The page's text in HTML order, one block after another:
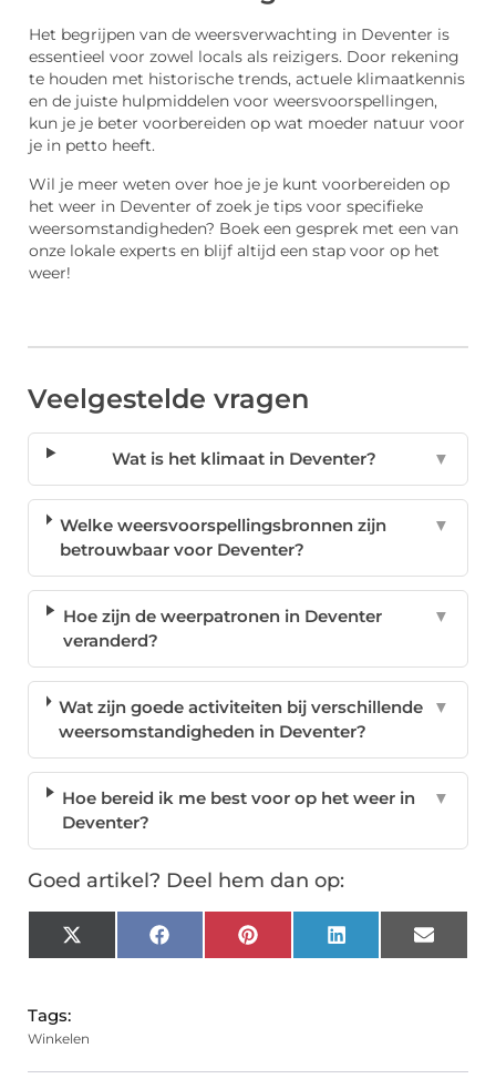
Het begrijpen van de weersverwachting in Deventer is
essentieel voor zowel locals als reizigers. Door rekening
te houden met historische trends, actuele klimaatkennis
en de juiste hulpmiddelen voor weersvoorspellingen,
kun je je beter voorbereiden op wat moeder natuur voor
je in petto heeft.
Wil je meer weten over hoe je je kunt voorbereiden op
het weer in Deventer of zoek je tips voor specifieke
weersomstandigheden? Boek een gesprek met een van
onze lokale experts en blijf altijd een stap voor op het
weer!
Veelgestelde vragen
Wat is het klimaat in Deventer? ▼
Welke weersvoorspellingsbronnen zijn
betrouwbaar voor Deventer?
▼
Hoe zijn de weerpatronen in Deventer
veranderd?
▼
Wat zijn goede activiteiten bij verschillende
weersomstandigheden in Deventer?
▼
Hoe bereid ik me best voor op het weer in
Deventer?
▼
Goed artikel? Deel hem dan op:
X
(Twitter)
FacebookPinterest LinkedIn Email
Tags:
Winkelen